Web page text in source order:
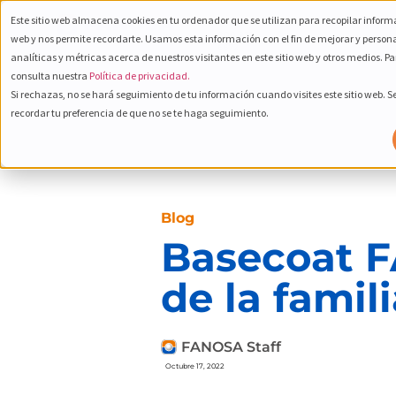
Este sitio web almacena cookies en tu ordenador que se utilizan para recopilar
web y nos permite recordarte. Usamos esta información con el fin de mejorar y
analíticas y métricas acerca de nuestros visitantes en este sitio web y otros medios.
consulta nuestra Política de privacidad.
Si rechazas, no se hará seguimiento de tu información cuando visites este sitio web.
recordar tu preferencia de que no se te haga seguimiento.
800 232
Español
Blog
Basecoat
de la
FANOSA Staff
Octubre 17, 2022